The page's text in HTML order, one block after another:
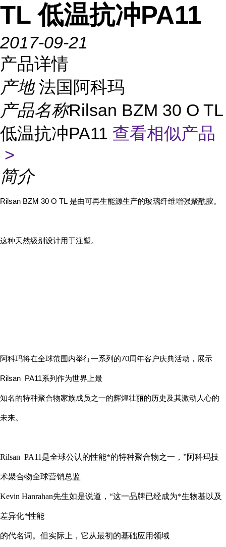
TL 低温抗冲PA11
2017-09-21
产品详情
产地 法国阿科玛
产品名称Rilsan BZM 30 O TL
低温抗冲PA11 查看相似产品
>
简介
Rilsan BZM 30 O TL 是由可再生能源生产的玻璃纤维增强聚酰胺。
这种天然级别设计用于注塑。
阿科玛将在全球范围内举行一系列的70周年客户庆典活动，展示
Rilsan PA11系列作为世界上最
知名的特种聚合物家族成员之一的辉煌壮丽的历史及其激动人心的
未来。
Rilsan PA11 是全球公认的性能*的特种聚合物之一，”阿科玛技
术聚合物全球营销总监
Kevin Hanrahan先生如是说道，“这一品牌已经成为*生物基以及
差异化*性能
的代名词。但实际上，它从最初的基础应用领域